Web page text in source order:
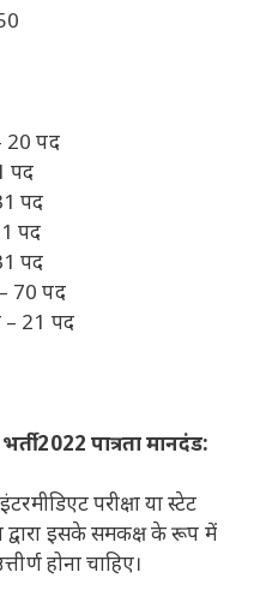
20 पद
पद
पद
पद
पद
70 पद
– 21 पद
2022 पात्रता मानदंड:
परीक्षा या स्टेट
इसके समकक्ष के रूप में
होना चाहिए।